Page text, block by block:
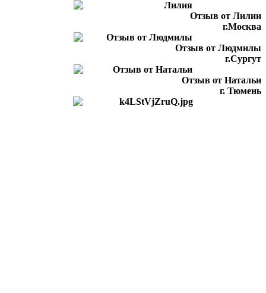
Отзыв от Лилии
г.Москва
Отзыв от Людмилы
г.Сургут
Отзыв от Натальи
г. Тюмень